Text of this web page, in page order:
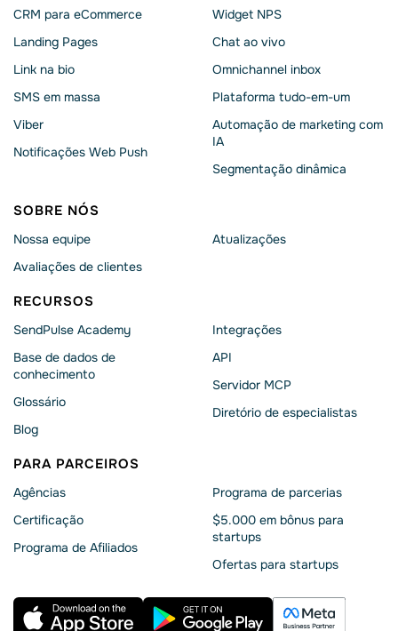
CRM para eCommerce
Landing Pages
Link na bio
SMS em massa
Viber
Notificações Web Push
Widget NPS
Chat ao vivo
Omnichannel inbox
Plataforma tudo-em-um
Automação de marketing com
IA
Segmentação dinâmica
SOBRE NÓS
Nossa equipe
Avaliações de clientes
Atualizações
RECURSOS
SendPulse Academy
Base de dados de
conhecimento
Glossário
Blog
Integrações
API
Servidor MCP
Diretório de especialistas
PARA PARCEIROS
Agências
Сertificação
Programa de Afiliados
Programa de parcerias
$5.000 em bônus para
startups
Ofertas para startups